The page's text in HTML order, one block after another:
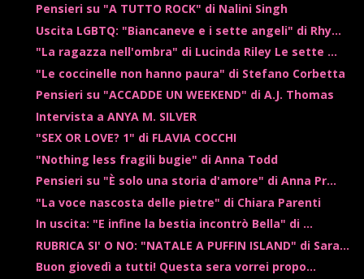
Pensieri su "A TUTTO ROCK" di Nalini Singh
Uscita LGBTQ: "Biancaneve e i sette angeli" di Rhy...
"La ragazza nell'ombra" di Lucinda Riley Le sette ...
"Le coccinelle non hanno paura" di Stefano Corbetta
Pensieri su "ACCADDE UN WEEKEND" di A.J. Thomas
Intervista a ANYA M. SILVER
"SEX OR LOVE? 1" di FLAVIA COCCHI
"Nothing less fragili bugie" di Anna Todd
Pensieri su "È solo una storia d'amore" di Anna Pr...
"La voce nascosta delle pietre" di Chiara Parenti
In uscita: "E infine la bestia incontrò Bella" di ...
RUBRICA SI' O NO: "NATALE A PUFFIN ISLAND" di Sara...
Buon giovedì a tutti! Questa sera vorrei propo...